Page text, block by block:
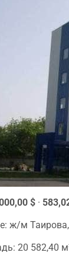
$·
ж/м
20 582,40